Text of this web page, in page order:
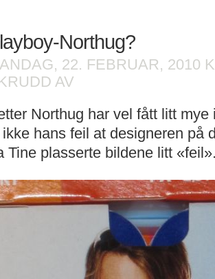
Northug?
22. FEBRUAR, 2010
AV
Northug har vel fått litt
ikke hans feil at designeren på
Tine plasserte bildene litt